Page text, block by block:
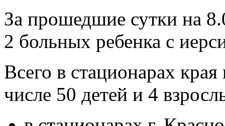
За прошедшие сутки на
2 больных ребенка с
Всего в стационарах края
числе 50 детей и 4